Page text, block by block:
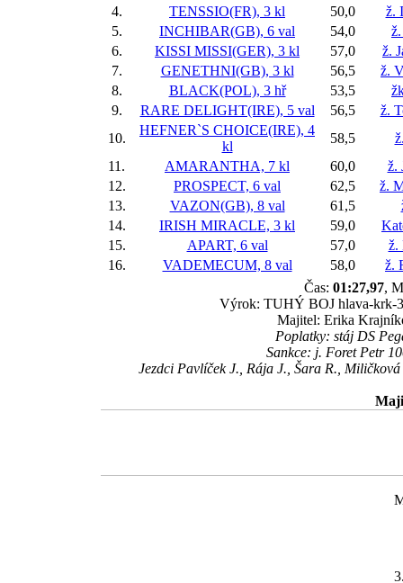
4.
TENSSIO(FR), 3 kl 50,0
ž.
5.
INCHIBAR(GB), 6 val 54,0
6.
KISSI MISSI(GER), 3 kl 57,0
ž.
7.
GENETHNI(GB), 3 kl 56,5
ž.
8.
BLACK(POL), 3 hř 53,5
9.
RARE DELIGHT(IRE), 5 val 56,5
ž.
10.
HEFNER`S CHOICE(IRE), 4
kl
58,5
11.
AMARANTHA, 7 kl 60,0
ž.
12.
PROSPECT, 6 val 62,5
ž.
13.
VAZON(GB), 8 val 61,5
14.
IRISH MIRACLE, 3 kl 59,0
15.
APART, 6 val 57,0
ž.
16.
VADEMECUM, 8 val 58,0
ž.
Čas: 01:27,97,
Výrok: TUHÝ BOJ hlava-krk-
Majitel: Erika
Poplatky: stáj DS
Sankce: j. Foret Petr
Jezdci Pavlíček J., Rája J., Šara R.,